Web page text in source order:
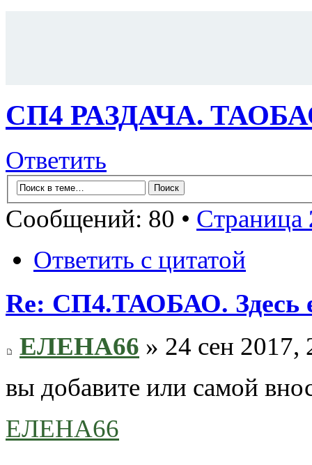
СП4 РАЗДАЧА.
Ответить
Сообщений: 80 • Страница
Ответить с цитатой
Re: СП4.ТАОБАО. Здесь
ЕЛЕНА66 » 24 сен 2017,
вы добавите или самой
ЕЛЕНА66